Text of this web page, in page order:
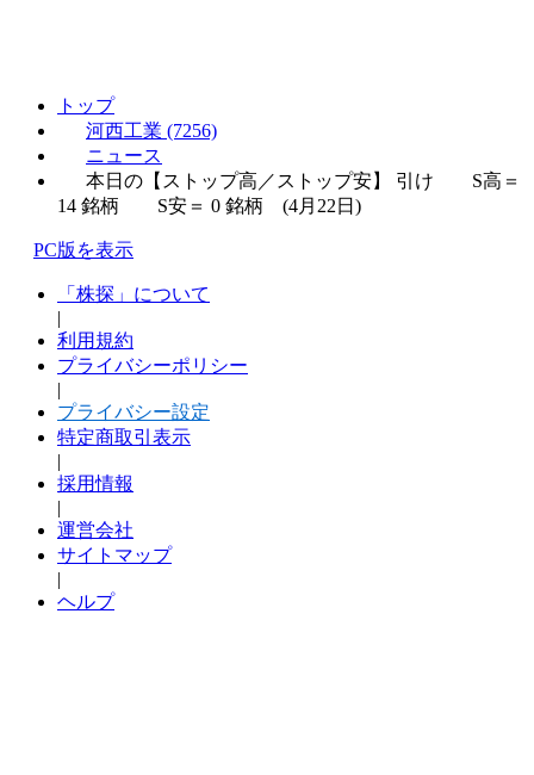
トップ
河西工業 (7256)
ニュース
本日の【ストップ高／ストップ安】 引け S高＝
14 銘柄 S安＝ 0 銘柄 (4月22日)
PC版を表示
「株探」について
|
利用規約
プライバシーポリシー
|
プライバシー設定
特定商取引表示
|
採用情報
|
運営会社
サイトマップ
|
ヘルプ